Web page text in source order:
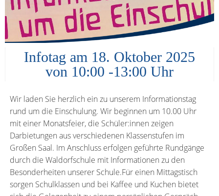
Infotag am 18. Oktober 2025
von 10:00 -13:00 Uhr
Wir laden Sie herzlich ein zu unserem Informationstag
rund um die Einschulung. Wir beginnen um 10.00 Uhr
mit einer Monatsfeier, die Schüler:innen zeigen
Darbietungen aus verschiedenen Klassenstufen im
Großen Saal. Im Anschluss erfolgen geführte Rundgänge
durch die Waldorfschule mit Informationen zu den
Besonderheiten unserer Schule.Für einen Mittagstisch
sorgen Schulklassen und bei Kaffee und Kuchen bietet